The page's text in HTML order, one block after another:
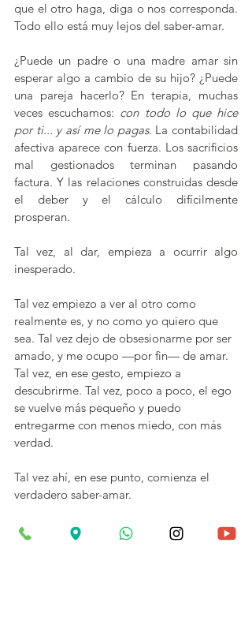
que el otro haga, diga o nos corresponda.
Todo ello está muy lejos del saber-amar.
¿Puede un padre o una madre amar sin
esperar algo a cambio de su hijo? ¿Puede
una pareja hacerlo? En terapia, muchas
veces escuchamos: con todo lo que hice
por ti... y así me lo pagas. La contabilidad
afectiva aparece con fuerza. Los sacrificios
mal gestionados terminan pasando
factura. Y las relaciones construidas desde
el deber y el cálculo difícilmente
prosperan.
Tal vez, al dar, empieza a ocurrir algo
inesperado.
Tal vez empiezo a ver al otro como
realmente es, y no como yo quiero que
sea. Tal vez dejo de obsesionarme por ser
amado, y me ocupo —por fin— de amar.
Tal vez, en ese gesto, empiezo a
descubrirme. Tal vez, poco a poco, el ego
se vuelve más pequeño y puedo
entregarme con menos miedo, con más
verdad.
Tal vez ahí, en ese punto, comienza el
verdadero saber-amar.
Porque amar no es solo un